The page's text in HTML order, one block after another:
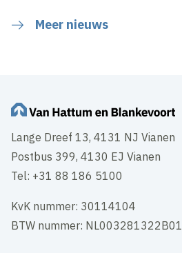
Meer nieuws
Lange Dreef 13, 4131 NJ Vianen
Postbus 399, 4130 EJ Vianen
Tel: +31 88 186 5100
KvK nummer: 30114104
BTW nummer: NL003281322B01